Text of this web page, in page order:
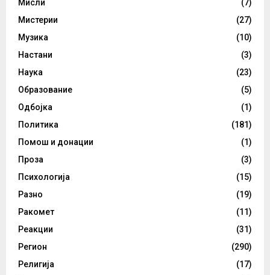
Мисли
(7)
Мистерии
(27)
Музика
(10)
Настани
(3)
Наука
(23)
Образование
(5)
Одбојка
(1)
Политика
(181)
Помош и донации
(1)
Проза
(3)
Психологија
(15)
Разно
(19)
Ракомет
(11)
Реакции
(31)
Регион
(290)
Религија
(17)